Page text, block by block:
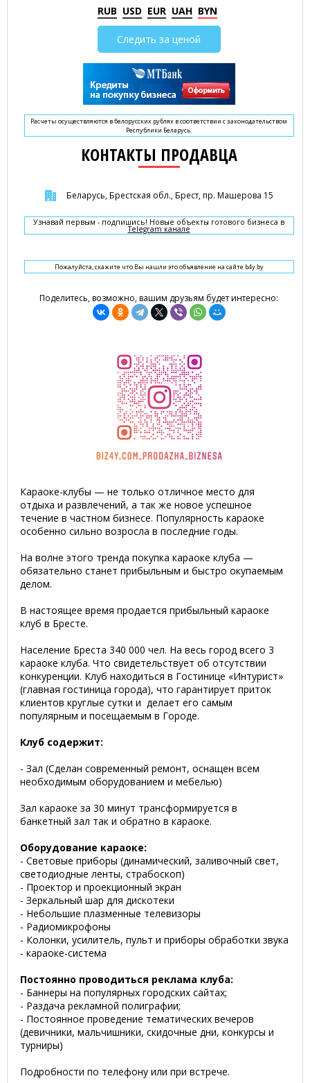
RUB USD EUR UAH BYN
Следить за ценой
Расчеты осуществляются в белорусских рублях в соответствии с законодательством
Республики Беларусь.
КОНТАКТЫ ПРОДАВЦА
Беларусь, Брестская обл., Брест, пр. Машерова 15
Узнавай первым - подпишись! Новые объекты готового бизнеса в
Telegram канале
Пожалуйста, скажите что Вы нашли это объявление на сайте b4y.by
Поделитесь, возможно, вашим друзьям будет интересно:
Караоке-клубы — не только отличное место для
отдыха и развлечений, а так же новое успешное
течение в частном бизнесе. Популярность караоке
особенно сильно возросла в последние годы.
На волне этого тренда покупка караоке клуба —
обязательно станет прибыльным и быстро окупаемым
делом.
В настоящее время продается прибыльный караоке
клуб в Бресте.
Население Бреста 340 000 чел. На весь город всего 3
караоке клуба. Что свидетельствует об отсутствии
конкуренции. Клуб находиться в Гостинице «Интурист»
(главная гостиница города), что гарантирует приток
клиентов круглые сутки и делает его самым
популярным и посещаемым в Городе.
Клуб содержит:
- Зал (Сделан современный ремонт, оснащен всем
необходимым оборудованием и мебелью)
Зал караоке за 30 минут трансформируется в
банкетный зал так и обратно в караоке.
Оборудование караоке:
- Световые приборы (динамический, заливочный свет,
светодиодные ленты, страбоскоп)
- Проектор и проекционный экран
- Зеркальный шар для дискотеки
- Небольшие плазменные телевизоры
- Радиомикрофоны
- Колонки, усилитель, пульт и приборы обработки звука
- караоке-система
Постоянно проводиться реклама клуба:
- Баннеры на популярных городских сайтах;
- Раздача рекламной полиграфии;
- Постоянное проведение тематических вечеров
(девичники, мальчишники, скидочные дни, конкурсы и
турниры)
Подробности по телефону или при встрече.